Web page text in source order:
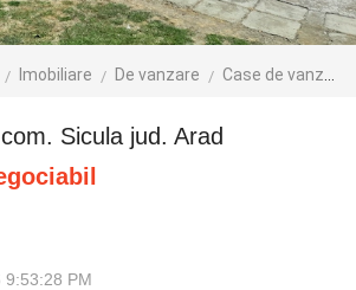
Imobiliare De vanzare Case de vanzare
com. Sicula jud. Arad
9:53:28 PM